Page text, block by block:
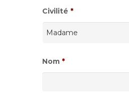
Civilité *
Nom *